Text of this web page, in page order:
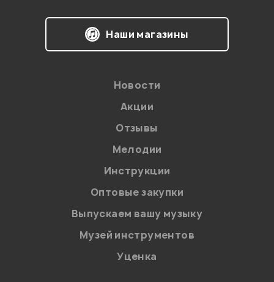
Наши магазины
Новости
Акции
Отзывы
Мелодии
Инструкции
Оптовые закупки
Выпускаем вашу музыку
Музей инструментов
Уценка